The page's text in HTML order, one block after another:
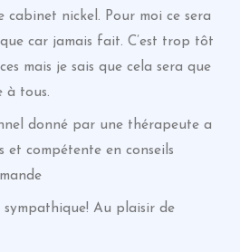
cabinet nickel. Pour moi ce sera
car jamais fait. C’est trop tôt
mais je sais que cela sera que
à tous.
donné par une thérapeute a
et compétente en conseils
sympathique! Au plaisir de